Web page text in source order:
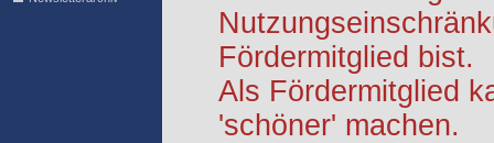
Fördermitglied bist.
Als Fördermitglied
'schöner' machen.